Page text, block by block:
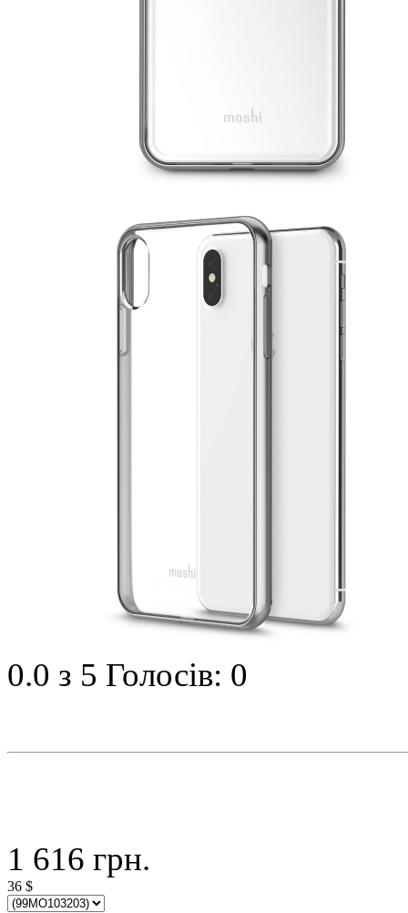
0.0 з 5 Голосів: 0
1 616 грн.
36 $